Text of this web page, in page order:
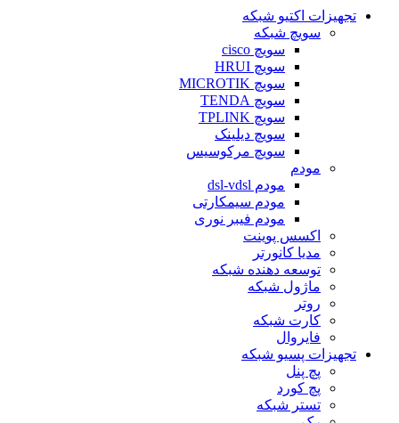
تجهیزات اکتیو شبکه
سویچ شبکه
سویچ cisco
سویچ HRUI
سویچ MICROTIK
سویچ TENDA
سویچ TPLINK
سویچ دیلینک
سویچ مرکوسیس
مودم
مودم dsl-vdsl
مودم سیمکارتی
مودم فیبر نوری
اکسس پوینت
مدیا کانورتر
توسعه دهنده شبکه
ماژول شبکه
روتر
کارت شبکه
فایروال
تجهیزات پسیو شبکه
پچ پنل
پچ کورد
تستر شبکه